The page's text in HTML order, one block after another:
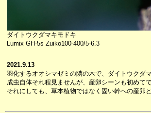
ダイトウクダマキモドキ
Lumix GH-5s Zuiko100-400/5-6.3
2021.9.13
羽化するオオシマゼミの隣の木で、ダイトウクダ
成虫自体それ程見ませんが、産卵シーンも初めてで
それにしても、草本植物ではなく固い幹への産卵